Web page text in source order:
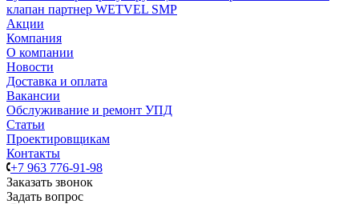
клапан партнер WETVEL SMP
Акции
Компания
О компании
Новости
Доставка и оплата
Вакансии
Обслуживание и ремонт УПД
Статьи
Проектировщикам
Контакты
+7 963 776-91-98
Заказать звонок
Задать вопрос